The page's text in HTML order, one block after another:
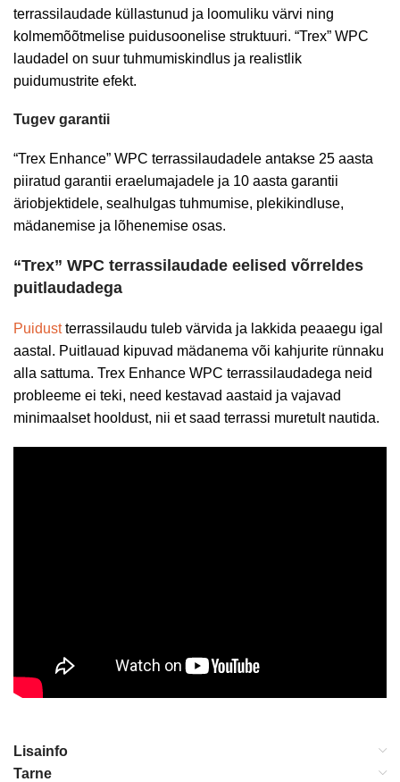
terrassilaudade küllastunud ja loomuliku värvi ning
kolmemõõtmelise puidusoonelise struktuuri. “Trex” WPC
laudadel on suur tuhmumiskindlus ja realistlik
puidumustrite efekt.
Tugev garantii
“Trex Enhance” WPC terrassilaudadele antakse 25 aasta
piiratud garantii eraelumajadele ja 10 aasta garantii
äriobjektidele, sealhulgas tuhmumise, plekikindluse,
mädanemise ja lõhenemise osas.
“Trex” WPC terrassilaudade eelised võrreldes
puitlaudadega
Puidustterrassilaudu tuleb värvida ja lakkida peaaegu igal
aastal. Puitlauad kipuvad mädanema või kahjurite rünnaku
alla sattuma. Trex Enhance WPC terrassilaudadega neid
probleeme ei teki, need kestavad aastaid ja vajavad
minimaalset hooldust, nii et saad terrassi muretult nautida.
Lisainfo
Tarne